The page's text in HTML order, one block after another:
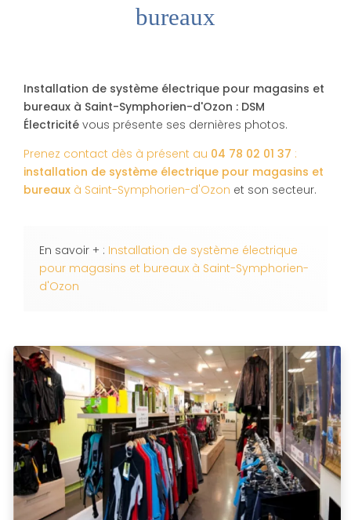
bureaux
Installation de système électrique pour magasins et
bureaux à Saint-Symphorien-d'Ozon : DSM
Électricité vous présente ses dernières photos.
Prenez contact dès à présent au 04 78 02 01 37 :
installation de système électrique pour magasins et
bureaux à Saint-Symphorien-d'Ozon et son secteur.
En savoir + : Installation de système électrique
pour magasins et bureaux à Saint-Symphorien-
d'Ozon